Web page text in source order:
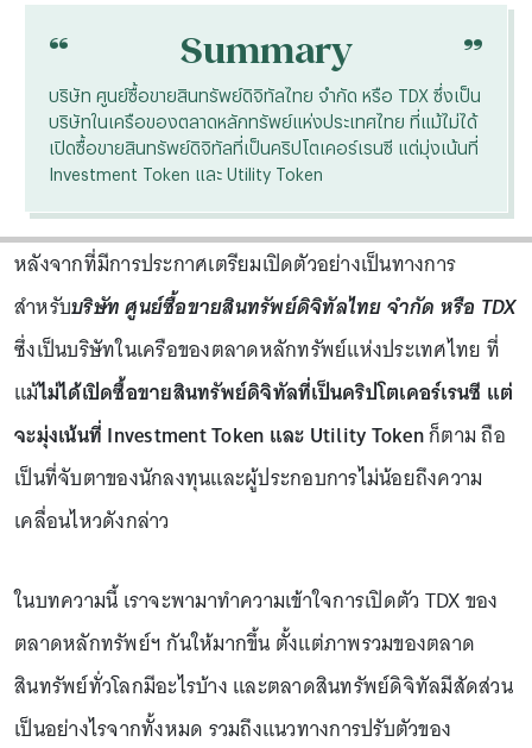
“ Summary “
บริษัท ศูนย์ซื้อขายสินทรัพย์ดิจิทัลไทย จำกัด หรือ TDX ซึ่งเป็น
บริษัทในเครือของตลาดหลักทรัพย์แห่งประเทศไทย ที่แม้ไม่ได้
เปิดซื้อขายสินทรัพย์ดิจิทัลที่เป็นคริปโตเคอร์เรนซี แต่มุ่งเน้นที่
Investment Token และ Utility Token
หลังจากที่มีการประกาศเตรียมเปิดตัวอย่างเป็นทางการ
สำหรับบริษัท ศูนย์ซื้อขายสินทรัพย์ดิจิทัลไทย จำกัด หรือ TDX
ซึ่งเป็นบริษัทในเครือของตลาดหลักทรัพย์แห่งประเทศไทย ที่
แม้ไม่ได้เปิดซื้อขายสินทรัพย์ดิจิทัลที่เป็นคริปโตเคอร์เรนซี แต่
จะมุ่งเน้นที่ Investment Token และ Utility Tokenก็ตาม ถือ
เป็นที่จับตาของนักลงทุนและผู้ประกอบการไม่น้อยถึงความ
เคลื่อนไหวดังกล่าว
ในบทความนี้ เราจะพามาทำความเข้าใจการเปิดตัว TDX ของ
ตลาดหลักทรัพย์ฯ กันให้มากขึ้น ตั้งแต่ภาพรวมของตลาด
สินทรัพย์ทั่วโลกมีอะไรบ้าง และตลาดสินทรัพย์ดิจิทัลมีสัดส่วน
เป็นอย่างไรจากทั้งหมด รวมถึงแนวทางการปรับตัวของ